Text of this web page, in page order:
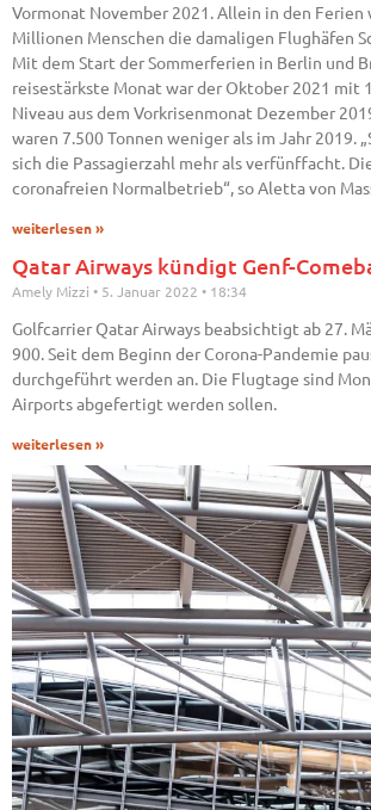
Vormonat November 2021. Allein in den
Millionen Menschen die damaligen Flughäfen
Mit dem Start der Sommerferien in Berlin und
reisestärkste Monat war der Oktober 2021 mit
Niveau aus dem Vorkrisenmonat Dezember
waren 7.500 Tonnen weniger als im Jahr
sich die Passagierzahl mehr als verfünffacht.
coronafreien Normalbetrieb“, so Aletta von
weiterlesen »
Qatar Airways kündigt Genf-
Amely Mizzi 5. Januar 2022 18:34
Golfcarrier Qatar Airways beabsichtigt ab 27.
900. Seit dem Beginn der Corona-Pandemie
durchgeführt werden an. Die Flugtage sind
Airports abgefertigt werden sollen.
weiterlesen »